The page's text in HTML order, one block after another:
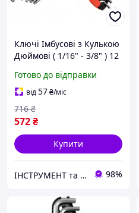
Ключі Імбусові з Кулькою
Дюймові ( 1/16" - 3/8" ) 12
5838)
Готово до відправки
від57₴/міс
572₴
716 ₴
Купити
ІНСТРУМЕНТ та МЕТИЗИ 98%